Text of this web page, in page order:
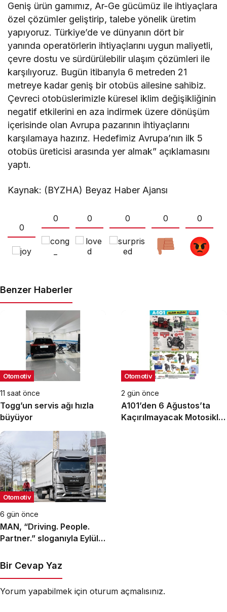
Geniş ürün gamımız, Ar-Ge gücümüz ile ihtiyaçlara
özel çözümler geliştirip, talebe yönelik üretim
yapıyoruz. Türkiye’de ve dünyanın dört bir
yanında operatörlerin ihtiyaçlarını uygun maliyetli,
çevre dostu ve sürdürülebilir ulaşım çözümleri ile
karşılıyoruz. Bugün itibarıyla 6 metreden 21
metreye kadar geniş bir otobüs ailesine sahibiz.
Çevreci otobüslerimizle küresel iklim değişikliğinin
negatif etkilerini en aza indirmek üzere dönüşüm
içerisinde olan Avrupa pazarının ihtiyaçlarını
karşılamaya hazırız. Hedefimiz Avrupa’nın ilk 5
otobüs üreticisi arasında yer almak” açıklamasını
yaptı.
Kaynak: (BYZHA) Beyaz Haber Ajansı
0
0 0 0 0 0
Benzer Haberler
Otomotiv
11 saat önce
Togg’un servis ağı hızla
büyüyor
Otomotiv
2 gün önce
A101’den 6 Ağustos’ta
Kaçırılmayacak Motosiklet
Otomotiv
6 gün önce
MAN, “Driving. People.
Partner.” sloganıyla Eylül
Transportation 2026’da
Bir Cevap Yaz
Yorum yapabilmek için oturum açmalısınız.